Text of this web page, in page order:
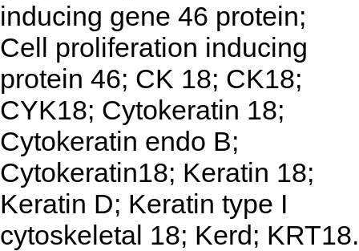
inducing gene 46 protein;
Cell proliferation inducing
protein 46; CK 18; CK18;
CYK18; Cytokeratin 18;
Cytokeratin endo B;
Cytokeratin18; Keratin 18;
Keratin D; Keratin type I
cytoskeletal 18; Kerd; KRT18.